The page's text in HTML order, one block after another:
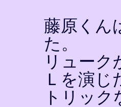
藤原くん
た。
リューク
Ｌを演
トリック